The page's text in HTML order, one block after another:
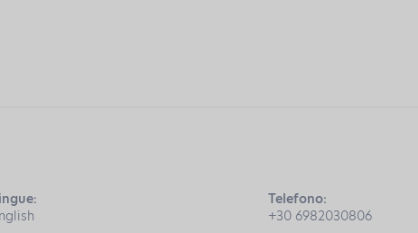
Telefono:
+30 6982030806